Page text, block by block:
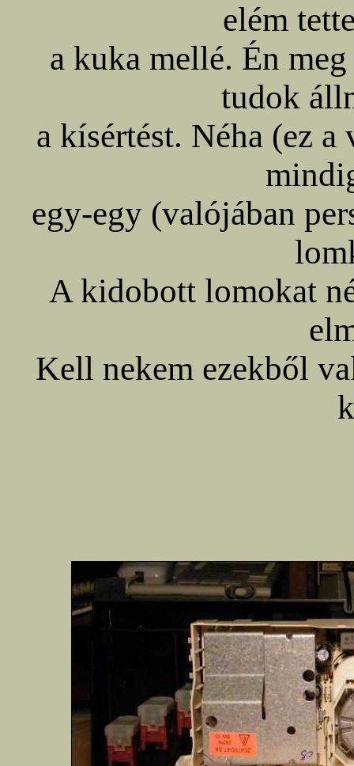
elém
a kuka mellé. Én
tudok
a kísértést. Néha (ez a
egy-egy (valójában
A kidobott lomokat
Kell nekem ezekből